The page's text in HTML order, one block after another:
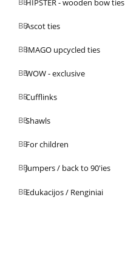
HIPSTER - wooden bow ties
Ascot ties
IMAGO upcycled ties
WOW - exclusive
Cufflinks
Shawls
For children
Jumpers / back to 90'ies
Edukacijos / Renginiai